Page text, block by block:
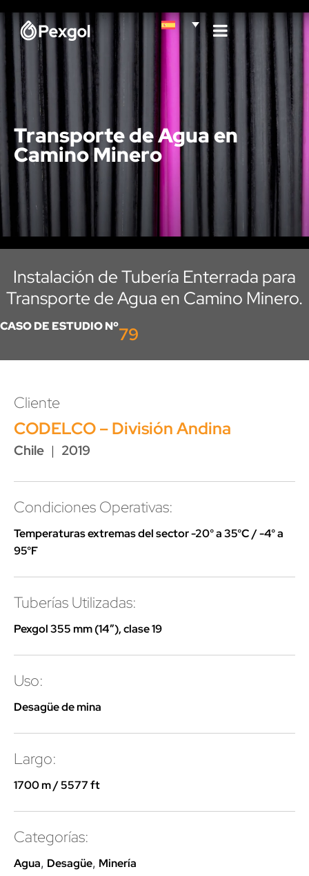
Transporte de Agua en
Camino Minero
Instalación de Tubería Enterrada para
Transporte de Agua en Camino Minero.
CASO DE ESTUDIO Nº79
Cliente
CODELCO – División Andina
Chile | 2019
Condiciones Operativas:
Temperaturas extremas del sector -20° a 35°C / -4° a
95°F
Tuberías Utilizadas:
Pexgol 355 mm (14”), clase 19
Uso:
Desagüe de mina
Largo:
1700 m / 5577 ft
Categorías:
Agua, Desagüe, Minería